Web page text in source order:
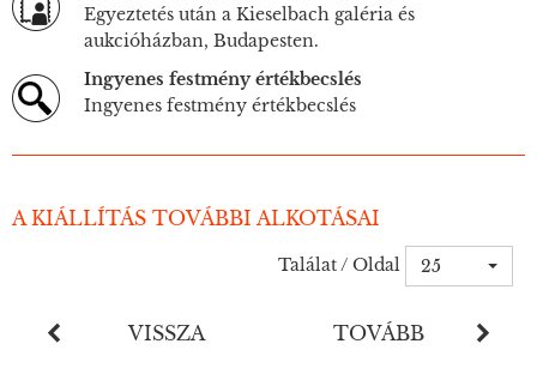
Egyeztetés után a Kieselbach galéria és
aukcióházban, Budapesten.
Ingyenes festmény értékbecslés
Ingyenes festmény értékbecslés
A KIÁLLÍTÁS TOVÁBBI ALKOTÁSAI
Találat / Oldal 25
VISSZA TOVÁBB